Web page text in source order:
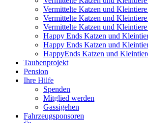
Vermittelte Katzen und
Vermittelte Katzen und Kleintiere
Vermittelte Katzen und
Happy Ends Katzen und
Happy Ends Katzen und
HappyEnds Katzen und
Taubenprojekt
Pension
Ihre Hilfe
Spenden
Mitglied werden
Gassigehen
Fahrzeugsponsoren